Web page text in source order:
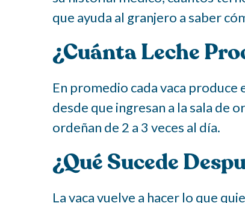
que ayuda al granjero a saber
¿Cuánta Leche
En promedio cada vaca
desde que ingresan a la sala de
ordeñan de 2 a 3 veces al día.
¿Qué Sucede
La vaca vuelve a hacer lo que